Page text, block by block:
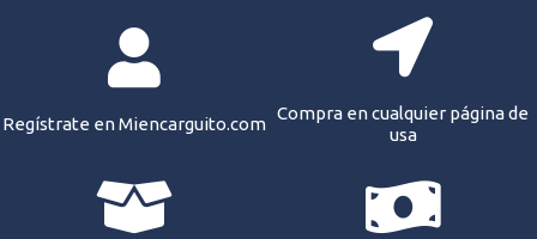
Regístrate en Miencarguito.com
Compra en cualquier página de
usa